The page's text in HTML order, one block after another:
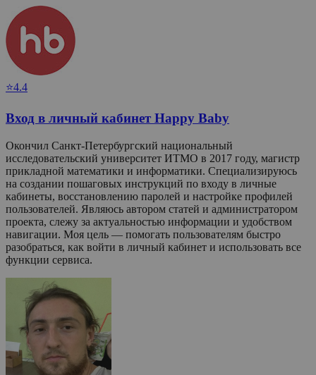
⭐4.4
Вход в личный кабинет Happy Baby
Окончил Санкт-Петербургский национальный
исследовательский университет ИТМО в 2017 году, магистр
прикладной математики и информатики. Специализируюсь
на создании пошаговых инструкций по входу в личные
кабинеты, восстановлению паролей и настройке профилей
пользователей. Являюсь автором статей и администратором
проекта, слежу за актуальностью информации и удобством
навигации. Моя цель — помогать пользователям быстро
разобраться, как войти в личный кабинет и использовать все
функции сервиса.